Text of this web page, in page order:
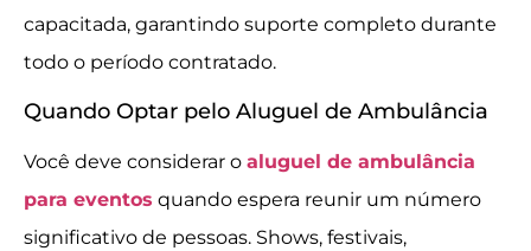
capacitada, garantindo suporte completo durante
todo o período contratado.
Quando Optar pelo Aluguel de Ambulância
Você deve considerar o aluguel de ambulância
para eventos quando espera reunir um número
significativo de pessoas. Shows, festivais,